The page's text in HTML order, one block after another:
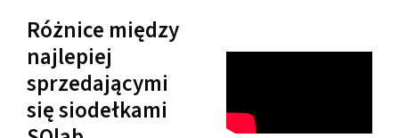
Różnice między
najlepiej
sprzedającymi
się siodełkami